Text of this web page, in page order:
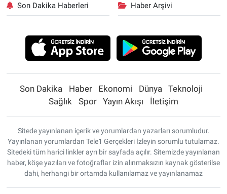
Son Dakika Haberleri Haber Arşivi
Son Dakika Haber Ekonomi Dünya
Teknoloji
Sağlık
Spor Yayın Akışı İletişim
Sitede yayınlanan içerik ve yorumlardan yazarları sorumludur.
Yayınlanan yorumlardan Tele1 Gerçekleri İzleyin sorumlu tutulamaz.
Sitedeki tüm harici linkler ayrı bir sayfada açılır. Sitemizde yayınlanan
haber, köşe yazıları ve fotoğraflar izin alınmaksızın kaynak gösterilse
dahi, herhangi bir ortamda kullanılamaz ve yayınlanamaz